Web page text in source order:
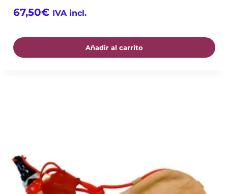
67,50€ IVA incl.
Añadir al carrito